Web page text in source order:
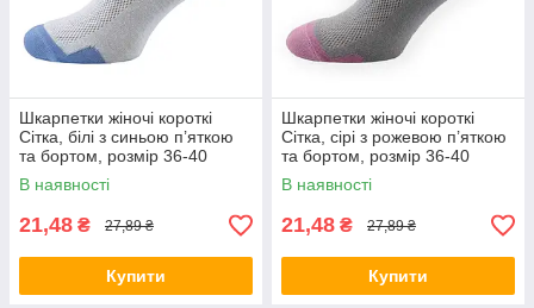
Шкарпетки жіночі короткі
Сітка, білі з синьою п’яткою
та бортом, розмір 36-40
(31602/42104)
В наявності
21,48 ₴ 27,89 ₴
Купити
Шкарпетки жіночі короткі
Сітка, сірі з рожевою п’яткою
та бортом, розмір 36-40
(31602/32118)
В наявності
21,48 ₴ 27,89 ₴
Купити